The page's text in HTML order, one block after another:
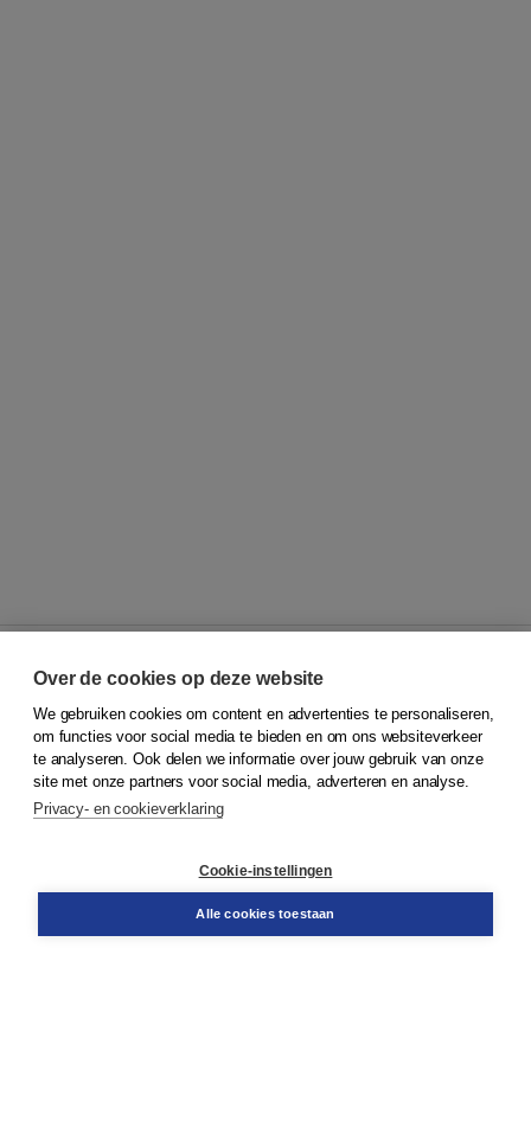
© 2026Koninklijke Boom uitgevers
Klantenservice
Service & informatie
Contact
Over de cookies op deze website
We gebruiken cookies om content en advertenties te personaliseren,
om functies voor social media te bieden en om ons websiteverkeer
te analyseren. Ook delen we informatie over jouw gebruik van onze
site met onze partners voor social media, adverteren en analyse.
Privacy- en cookieverklaring
Cookie-instellingen
Alle cookies toestaan